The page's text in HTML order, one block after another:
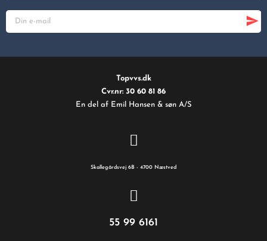
Topvvs.dk
Cvr.nr: 30 60 81 86
En del af Emil Hansen & søn A/S
Skallegårdsvej 6B - 4700 Næstved
55 99 6161